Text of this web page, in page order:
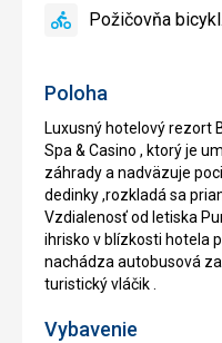
Poloha
Luxusný hotelový rezort
Spa & Casino , ktorý je
záhrady a nadväzuje
dedinky ,rozkladá sa
Vzdialenosť od letiska
ihrisko v blízkosti hotela
nachádza autobusová
turistický vláčik .
Vybavenie
Požičovňa
áno